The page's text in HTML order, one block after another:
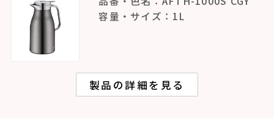
容量・サイズ：1L
製品の詳細を見る